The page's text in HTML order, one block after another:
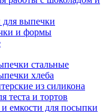
выпечки
и формы
стальные
хлеба
из силикона
теста и тортов
емкости для посыпки